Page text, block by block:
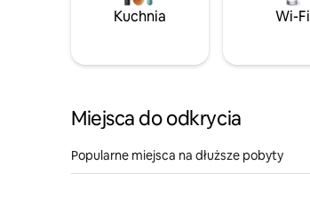
Kuchnia Wi-Fi
Miejsca do odkrycia
Popularne miejsca na dłuższe pobyty